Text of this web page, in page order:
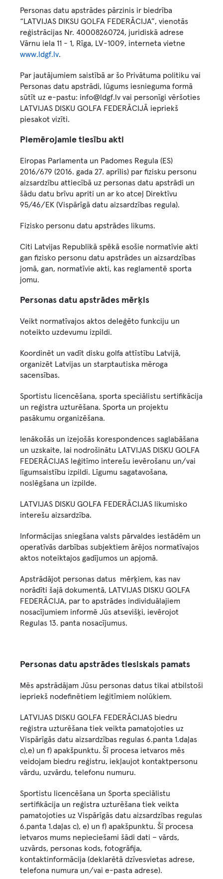
Personas datu apstrādes pārzinis ir biedrība
“LATVIJAS DIKSU GOLFA FEDERĀCIJA”, vienotās
reģistrācijas Nr. 40008260724, juridiskā adrese
Vārnu iela 11 - 1, Rīga, LV-1009, interneta vietne
www.ldgf.lv.
Par jautājumiem saistībā ar šo Privātuma politiku vai
Personas datu apstrādi, lūgums iesnieguma formā
sūtīt uz e-pastu: info@ldgf.lv vai personīgi vēršoties
LATVIJAS DISKU GOLFA FEDERĀCIJĀ iepriekš
piesakot vizīti.
Piemērojamie tiesību akti
Eiropas Parlamenta un Padomes Regula (ES)
2016/679 (2016. gada 27. aprīlis) par fizisku personu
aizsardzību attiecībā uz personas datu apstrādi un
šādu datu brīvu apriti un ar ko atceļ Direktīvu
95/46/EK (Vispārīgā datu aizsardzības regula).
Fizisko personu datu apstrādes likums.
Citi Latvijas Republikā spēkā esošie normatīvie akti
gan fizisko personu datu apstrādes un aizsardzības
jomā, gan, normatīvie akti, kas reglamentē sporta
jomu.
Personas datu apstrādes mērķis
Veikt normatīvajos aktos deleģēto funkciju un
noteikto uzdevumu izpildi.
Koordinēt un vadīt disku golfa attīstību Latvijā,
organizēt Latvijas un starptautiska mēroga
sacensības.
Sportistu licencēšana, sporta speciālistu sertifikācija
un reģistra uzturēšana. Sporta un projektu
pasākumu organizēšana.
Ienākošās un izejošās korespondences saglabāšana
un uzskaite, lai nodrošinātu LATVIJAS DISKU GOLFA
FEDERĀCIJAS leģitīmo interešu ievērošanu un/vai
līgumsaistību izpildi. Līgumu sagatavošana,
noslēgšana un izpilde.
LATVIJAS DISKU GOLFA FEDERĀCIJAS likumisko
interešu aizsardzība.
Informācijas sniegšana valsts pārvaldes iestādēm un
operatīvās darbības subjektiem ārējos normatīvajos
aktos noteiktajos gadījumos un apjomā.
Apstrādājot personas datus mērķiem, kas nav
norādīti šajā dokumentā, LATVIJAS DISKU GOLFA
FEDERĀCIJA, par to apstrādes individuālajiem
nosacījumiem informē Jūs atsevišķi, ievērojot
Regulas 13. panta nosacījumus.
Personas datu apstrādes tiesiskais pamats
Mēs apstrādājam Jūsu personas datus tikai atbilstoši
iepriekš nodefinētiem leģitīmiem nolūkiem.
LATVIJAS DISKU GOLFA FEDERĀCIJAS biedru
reģistra uzturēšana tiek veikta pamatojoties uz
Vispārīgās datu aizsardzības regulas 6.panta 1.daļas
c),e) un f) apakšpunktu. Šī procesa ietvaros mēs
veidojam biedru reģistru, iekļaujot kontaktpersonu
vārdu, uzvārdu, telefonu numuru.
Sportistu licencēšana un Sporta speciālistu
sertifikācija un reģistra uzturēšana tiek veikta
pamatojoties uz Vispārīgās datu aizsardzības regulas
6.panta 1.daļas c), e) un f) apakšpunktu. Šī procesa
ietvaros mums nepieciešami šādi dati – vārds,
uzvārds, personas kods, fotogrāfija,
kontaktinformācija (deklarētā dzīvesvietas adrese,
telefona numura un/vai e-pasta adrese).